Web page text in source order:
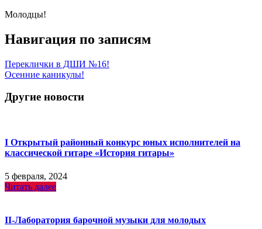
Молодцы!
Навигация по записям
Переклички в ДШИ №16!
Осенние каникулы!
Другие новости
I Открытый районный конкурс юных исполнителей на
классической гитаре «История гитары»
5 февраля, 2024
Читать далее
II-Лаборатория барочной музыки для молодых